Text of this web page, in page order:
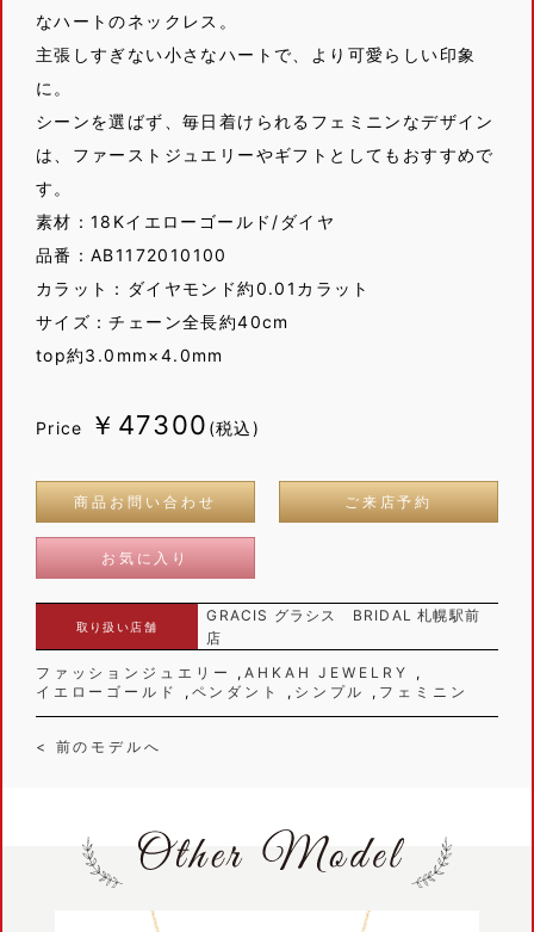
なハートのネックレス。
主張しすぎない小さなハートで、より可愛らしい印象
に。
シーンを選ばず、毎日着けられるフェミニンなデザイン
は、ファーストジュエリーやギフトとしてもおすすめで
す。
素材：18Kイエローゴールド/ダイヤ
品番： AB1172010100
カラット：ダイヤモンド約0.01カラット
サイズ：チェーン全長約40cm
top約3.0mm×4.0mm
Price ￥47300 (税込)
商品お問い合わせ ご来店予約
お気に入り
取り扱い店舗
GRACIS グラシス BRIDAL 札幌駅前
店
ファッションジュエリー
AHKAH JEWELRY
イエローゴールド
ペンダント シンプル フェミニン
< 前のモデルへ